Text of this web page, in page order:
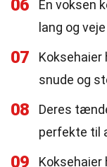
06
En voksen
lang og
07
snude og
08
Deres
perfekte til
09 Koksehaier